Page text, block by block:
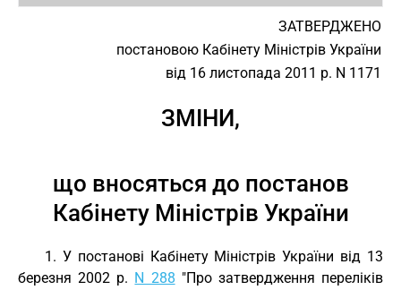
ЗАТВЕРДЖЕНО
постановою Кабінету Міністрів України
від 16 листопада 2011 р. N 1171
ЗМІНИ,
що вносяться до постанов
Кабінету Міністрів України
1. У постанові Кабінету Міністрів України від 13
березня 2002 р. N 288 "Про затвердження переліків